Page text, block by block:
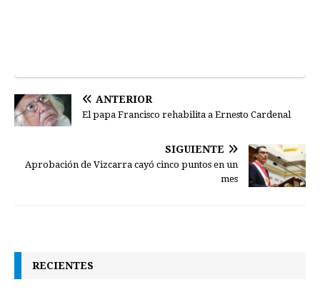
ANTERIOR
El papa Francisco rehabilita a Ernesto Cardenal
SIGUIENTE
Aprobación de Vizcarra cayó cinco puntos en un
mes
RECIENTES